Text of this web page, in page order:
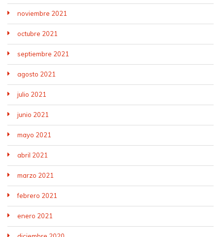
noviembre 2021
octubre 2021
septiembre 2021
agosto 2021
julio 2021
junio 2021
mayo 2021
abril 2021
marzo 2021
febrero 2021
enero 2021